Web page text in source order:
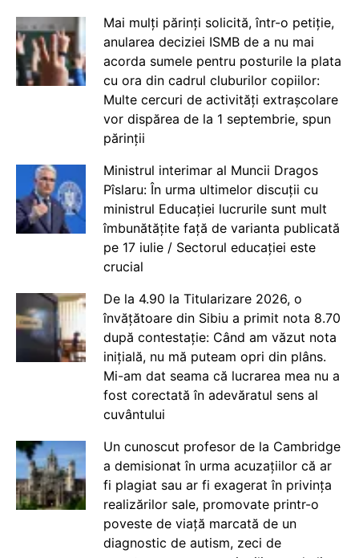
Mai mulți părinți solicită, într-o petiție,
anularea deciziei ISMB de a nu mai
acorda sumele pentru posturile la plata
cu ora din cadrul cluburilor copiilor:
Multe cercuri de activități extrașcolare
vor dispărea de la 1 septembrie, spun
părinții
Ministrul interimar al Muncii Dragos
Pîslaru: În urma ultimelor discuții cu
ministrul Educației lucrurile sunt mult
îmbunătățite față de varianta publicată
pe 17 iulie / Sectorul educației este
crucial
De la 4.90 la Titularizare 2026, o
învățătoare din Sibiu a primit nota 8.70
după contestație: Când am văzut nota
inițială, nu mă puteam opri din plâns.
Mi-am dat seama că lucrarea mea nu a
fost corectată în adevăratul sens al
cuvântului
Un cunoscut profesor de la Cambridge
a demisionat în urma acuzațiilor că ar
fi plagiat sau ar fi exagerat în privința
realizărilor sale, promovate printr-o
poveste de viață marcată de un
diagnostic de autism, zeci de